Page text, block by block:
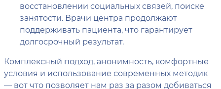
восстановлении социальных связей, поиске
занятости. Врачи центра продолжают
поддерживать пациента, что гарантирует
долгосрочный результат.
Комплексный подход, анонимность, комфортные
условия и использование современных методик
— вот что позволяет нам раз за разом добиваться